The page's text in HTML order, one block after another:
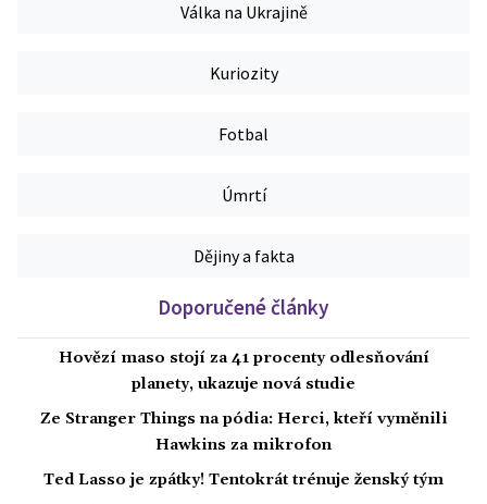
Válka na Ukrajině
Kuriozity
Fotbal
Úmrtí
Dějiny a fakta
Doporučené články
Hovězí maso stojí za 41 procenty odlesňování
planety, ukazuje nová studie
Ze Stranger Things na pódia: Herci, kteří vyměnili
Hawkins za mikrofon
Ted Lasso je zpátky! Tentokrát trénuje ženský tým